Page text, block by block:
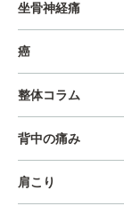
坐骨神経痛
癌
整体コラム
背中の痛み
肩こり